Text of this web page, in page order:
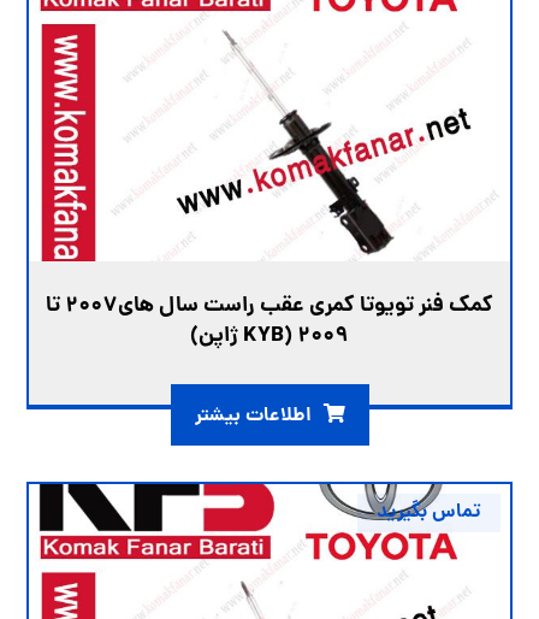
کمک فنر تویوتا کمری عقب راست سال های2007 تا
2009 (KYB ژاپن)
اطلاعات بیشتر
تماس بگیرید